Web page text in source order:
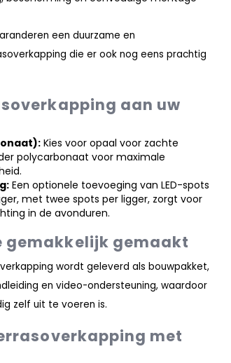
een duurzame en
die er ook nog eens prachtig
aan uw
Kies voor opaal voor zachte
polycarbonaat voor maximale
Een optionele toevoeging van LED-spots
met twee spots per ligger, zorgt voor
in de avonduren.
gemakkelijk gemaakt
wordt geleverd als bouwpakket,
en video-ondersteuning, waardoor
zelf uit te voeren is.
met